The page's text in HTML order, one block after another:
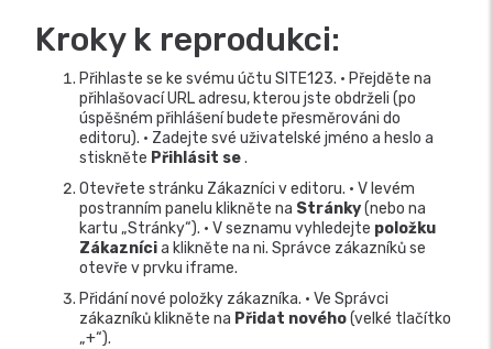
Kroky k reprodukci:
Přihlaste se ke svému účtu SITE123. • Přejděte na
přihlašovací URL adresu, kterou jste obdrželi (po
úspěšném přihlášení budete přesměrováni do
editoru). • Zadejte své uživatelské jméno a heslo a
stiskněte Přihlásit se.
Otevřete stránku Zákazníci v editoru. • V levém
postranním panelu klikněte na Stránky(nebo na
kartu „Stránky“). • V seznamu vyhledejte položku
Zákaznícia klikněte na ni. Správce zákazníků se
otevře v prvku iframe.
Přidání nové položky zákazníka. • Ve Správci
zákazníků klikněte na Přidat nového(velké tlačítko
„+“).